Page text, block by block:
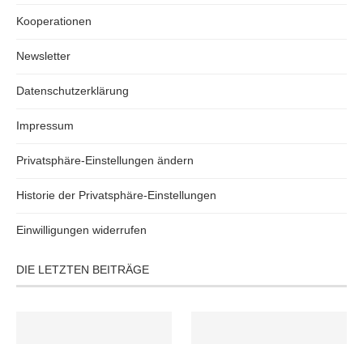
Kooperationen
Newsletter
Datenschutzerklärung
Impressum
Privatsphäre-Einstellungen ändern
Historie der Privatsphäre-Einstellungen
Einwilligungen widerrufen
DIE LETZTEN BEITRÄGE